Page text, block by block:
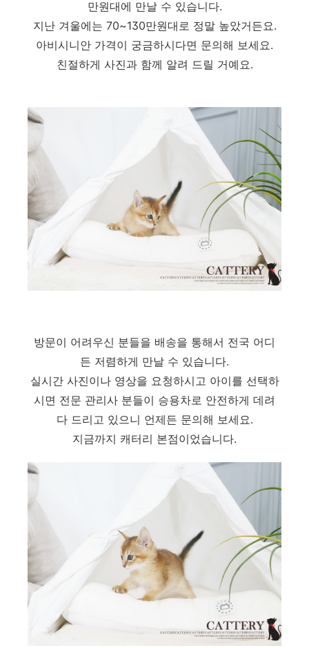
만원대에 만날 수 있습니다.
지난 겨울에는 70~130만원대로 정말 높았거든요.
아비시니안 가격이 궁금하시다면 문의해 보세요.
친절하게 사진과 함께 알려 드릴 거예요.
방문이 어려우신 분들을 배송을 통해서 전국 어디
든 저렴하게 만날 수 있습니다.
실시간 사진이나 영상을 요청하시고 아이를 선택하
시면 전문 관리사 분들이 승용차로 안전하게 데려
다 드리고 있으니 언제든 문의해 보세요.
지금까지 캐터리 본점이었습니다.